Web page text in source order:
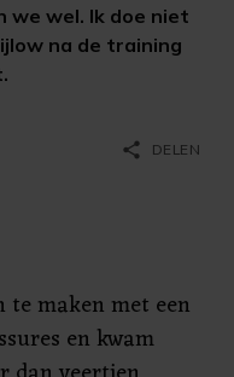
we wel. Ik doe niet
na de training
share DELEN
maken met een
en kwam